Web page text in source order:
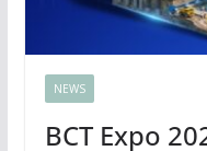
NEWS
BCT Expo